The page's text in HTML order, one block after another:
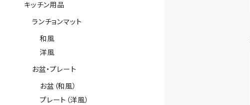
キッチン用品
ランチョンマット
和風
洋風
お盆・プレート
お盆（和風）
プレート（洋風）